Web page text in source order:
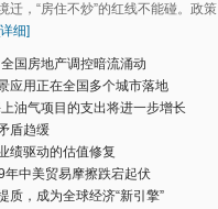
迁，“房住不炒”的红线不能碰。政策
细]
国房地产调控暗流涌动
应用正在全国多个城市落地
油气项目的支出将进一步增长
盾趋缓
绩驱动的估值修复
中美贸易摩擦跌宕起伏
质，成为全球经济“新引擎”